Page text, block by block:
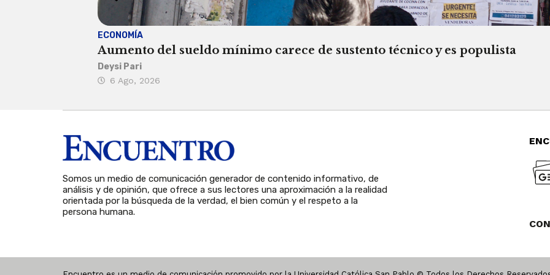
ECONOMÍA
Aumento del sueldo mínimo carece de sustento técnico y es populista
Deysi Pari
6 Ago, 2026
Somos un medio de comunicación generador de contenido informativo, de
análisis y de opinión, que ofrece a sus lectores una aproximación a la realidad
orientada por la búsqueda de la verdad, el bien común y el respeto a la
persona humana.